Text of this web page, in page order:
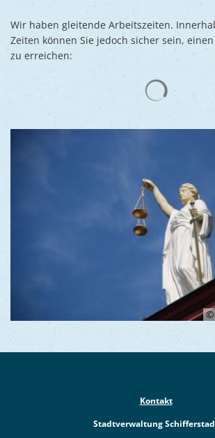
Wir haben gleitende Arbeitszeiten.
Zeiten können Sie jedoch sicher sein,
zu erreichen:
©
Kontakt
Stadtverwaltung